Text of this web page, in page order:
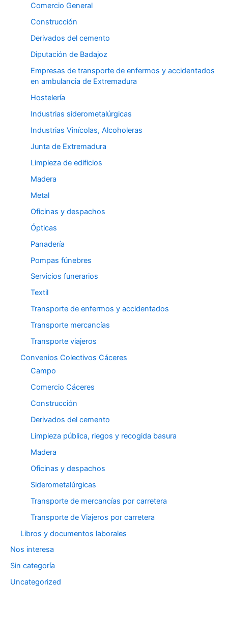
Comercio General
Construcción
Derivados del cemento
Diputación de Badajoz
Empresas de transporte de enfermos y accidentados
en ambulancia de Extremadura
Hostelería
Industrias siderometalúrgicas
Industrias Vinícolas, Alcoholeras
Junta de Extremadura
Limpieza de edificios
Madera
Metal
Oficinas y despachos
Ópticas
Panadería
Pompas fúnebres
Servicios funerarios
Textil
Transporte de enfermos y accidentados
Transporte mercancías
Transporte viajeros
Convenios Colectivos Cáceres
Campo
Comercio Cáceres
Construcción
Derivados del cemento
Limpieza pública, riegos y recogida basura
Madera
Oficinas y despachos
Siderometalúrgicas
Transporte de mercancías por carretera
Transporte de Viajeros por carretera
Libros y documentos laborales
Nos interesa
Sin categoría
Uncategorized